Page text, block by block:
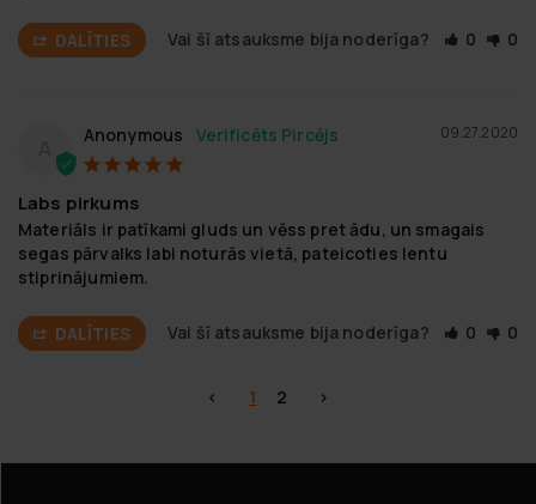
DALĪTIES Vai šī atsauksme bija noderīga? 0 0
09.27.2020
Anonymous
Labs pirkums
Materiāls ir patīkami gluds un vēss pret ādu, un smagais
segas pārvalks labi noturās vietā, pateicoties lentu
stiprinājumiem.
DALĪTIES Vai šī atsauksme bija noderīga? 0 0
< 1 2 >